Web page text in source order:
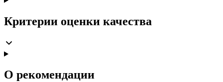
Критерии оценки качества
О рекомендации